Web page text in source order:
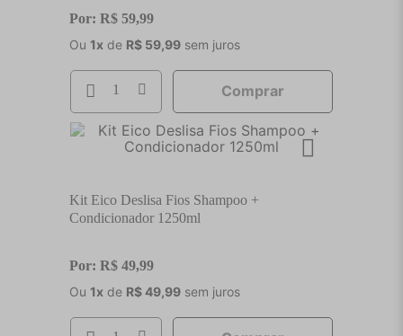
Por: R$ 59,99
Ou 1x de R$ 59,99 sem juros
Comprar
Kit Eico Deslisa Fios Shampoo +
Condicionador 1250ml
Por: R$ 49,99
Ou 1x de R$49,99 sem juros